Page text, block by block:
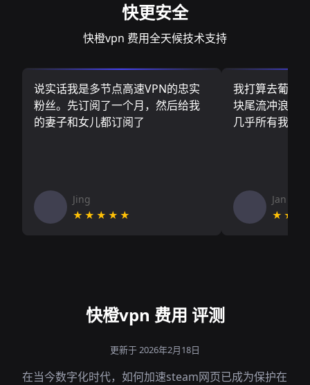
快更安全
快橙vpn 费用全天候技术支持
说实话我是多节点高速VPN的忠实
粉丝。先订阅了一个月，然后给我
的妻子和女儿都订阅了
Jing
★★★★★
我打算去葡萄
块尾流冲浪板
几乎所有我需
Jan V
快橙vpn 费用 评测
更新于 2026年2月18日
在当今数字化时代，如何加速steam网页已成为保护在